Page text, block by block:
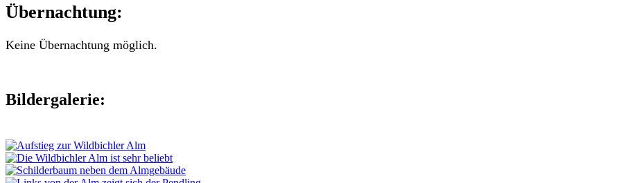
Übernachtung:
Keine Übernachtung möglich.
Bildergalerie: